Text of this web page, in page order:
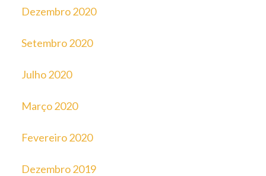
Dezembro 2020
Setembro 2020
Julho 2020
Março 2020
Fevereiro 2020
Dezembro 2019